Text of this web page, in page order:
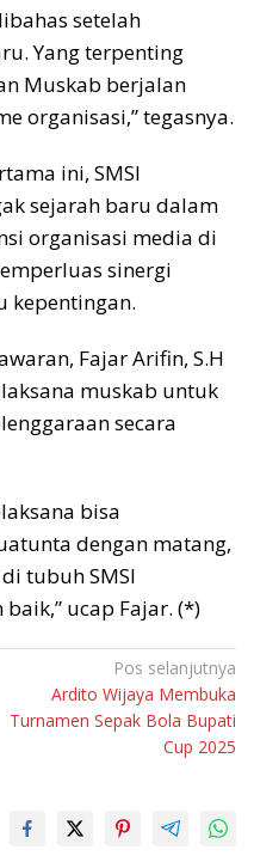
setelah
Yang terpenting
Muskab berjalan
organisasi,” tegasnya.
ini, SMSI
sejarah baru dalam
organisasi media di
sinergi
kepentingan.
Fajar Arifin, S.H
muskab untuk
secara
bisa
dengan matang,
tubuh SMSI
ucap Fajar. (*)
Pos selanjutnya
Ardito Wijaya Membuka
Turnamen Sepak Bola Bupati
Cup 2025